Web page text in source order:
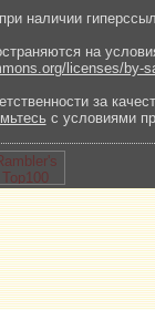
наличии
на
licenses/by-
за
с условиями